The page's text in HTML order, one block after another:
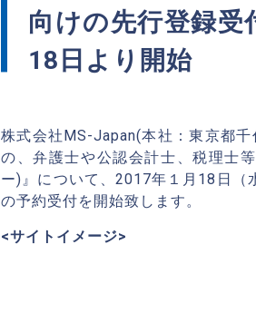
向けの先行登録受
18日より開始
株式会社MS-Japan(本社：東京都
の、弁護士や公認会計士、税理士
ー)』について、2017年１月18日（
の予約受付を開始致します。
<サイトイメージ>